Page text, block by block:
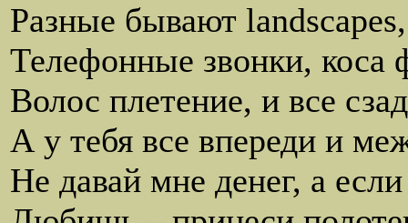
Разные бывают
Телефонные звонки, коса
Волос плетение, и все
А у тебя все впереди и
Не давай мне денег, а если